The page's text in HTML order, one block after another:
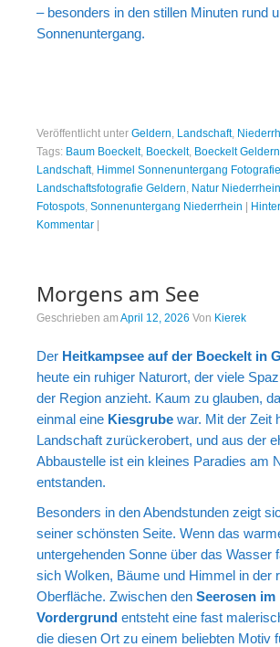
– besonders in den stillen Minuten rund
Sonnenuntergang.
Veröffentlicht unter Geldern, Landschaft,
Tags: Baum Boeckelt, Boeckelt, Boeckelt Geldern
Landschaft, Himmel Sonnenuntergang Fotografie
Landschaftsfotografie Geldern, Natur Niederrhein
Fotospots, Sonnenuntergang Niederrhein
Kommentar
Morgens am See
Geschrieben am April 12, 2026 Von Kierek
Der Heitkampsee auf der Boeckelt in
heute ein ruhiger Naturort, der viele
der Region anzieht. Kaum zu glauben,
einmal eine Kiesgrube war. Mit der Zeit
Landschaft zurückerobert, und aus der
Abbaustelle ist ein kleines Paradies am
entstanden.
Besonders in den Abendstunden zeigt
seiner schönsten Seite. Wenn das
untergehenden Sonne über das Wasser
sich Wolken, Bäume und Himmel in der
Oberfläche. Zwischen den Seerosen im
Vordergrund entsteht eine fast
die diesen Ort zu einem beliebten Motiv